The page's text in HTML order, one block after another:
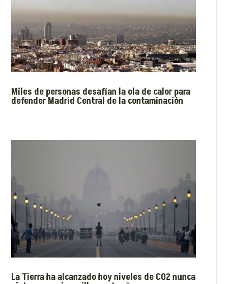
Miles de personas desafían la ola de calor para
defender Madrid Central de la contaminación
La Tierra ha alcanzado hoy niveles de CO2 nunca